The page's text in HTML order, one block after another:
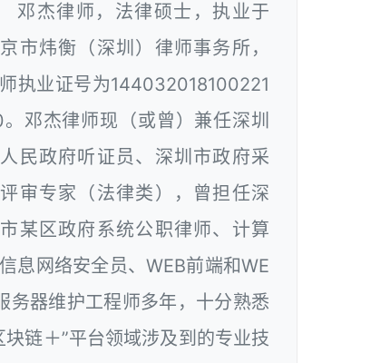
邓杰律师，法律硕士，执业于
市炜衡（深圳）律师事务所，
执业证号为144032018100221
邓杰律师现（或曾）兼任深圳
民政府听证员、深圳市政府采
审专家（法律类），曾担任深
某区政府系统公职律师、计算
息网络安全员、WEB前端和WE
务器维护工程师多年，十分熟悉
块链＋”平台领域涉及到的专业技